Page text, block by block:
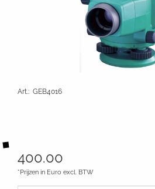
Art.: GEB4016
400.00
*Prijzen in Euro excl. BTW